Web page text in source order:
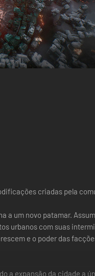
criadas pela
a um novo patamar.
urbanos com suas
e o poder das
a expansão da cidade